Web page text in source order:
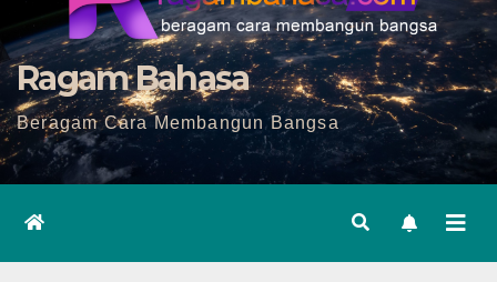
Ragam Bahasa
Beragam Cara Membangun Bangsa